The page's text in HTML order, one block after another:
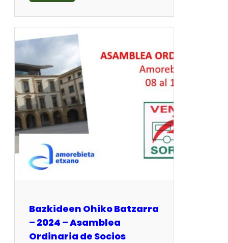
Bazkideen Ohiko Batzarra
– 2024 – Asamblea
Ordinaria de Socios